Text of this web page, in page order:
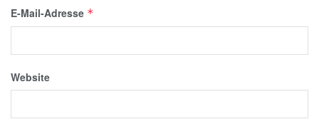
E-Mail-Adresse *
Website